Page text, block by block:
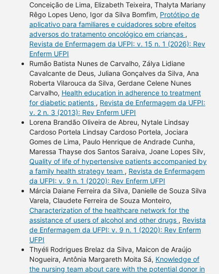
Conceição de Lima, Elizabeth Teixeira, Thalyta Mariany
Rêgo Lopes Ueno, Igor da Silva Bomfim, Protótipo de
aplicativo para familiares e cuidadores sobre efeitos
adversos do tratamento oncológico em crianças ,
Revista de Enfermagem da UFPI: v. 15 n. 1 (2026): Rev
Enferm UFPI
Rumão Batista Nunes de Carvalho, Zálya Lidiane
Cavalcante de Deus, Juliana Gonçalves da Silva, Ana
Roberta Vilarouca da Silva, Gerdane Celene Nunes
Carvalho, Health education in adherence to treatment
for diabetic patients , Revista de Enfermagem da UFPI:
v. 2 n. 3 (2013): Rev Enferm UFPI
Lorena Brandão Oliveira de Abreu, Nytale Lindsay
Cardoso Portela Lindsay Cardoso Portela, Jociara
Gomes de Lima, Paulo Henrique de Andrade Cunha,
Maressa Thayse dos Santos Saraiva, Joane Lopes Silv,
Quality of life of hypertensive patients accompanied by
a family health strategy team , Revista de Enfermagem
da UFPI: v. 9 n. 1 (2020): Rev Enferm UFPI
Márcia Daiane Ferreira da Silva, Danielle de Souza Silva
Varela, Claudete Ferreira de Souza Monteiro,
Characterization of the healthcare network for the
assistance of users of alcohol and other drugs , Revista
de Enfermagem da UFPI: v. 9 n. 1 (2020): Rev Enferm
UFPI
Thyéli Rodrigues Brelaz da Silva, Maicon de Araújo
Nogueira, Antônia Margareth Moita Sá, Knowledge of
the nursing team about care with the potential donor in